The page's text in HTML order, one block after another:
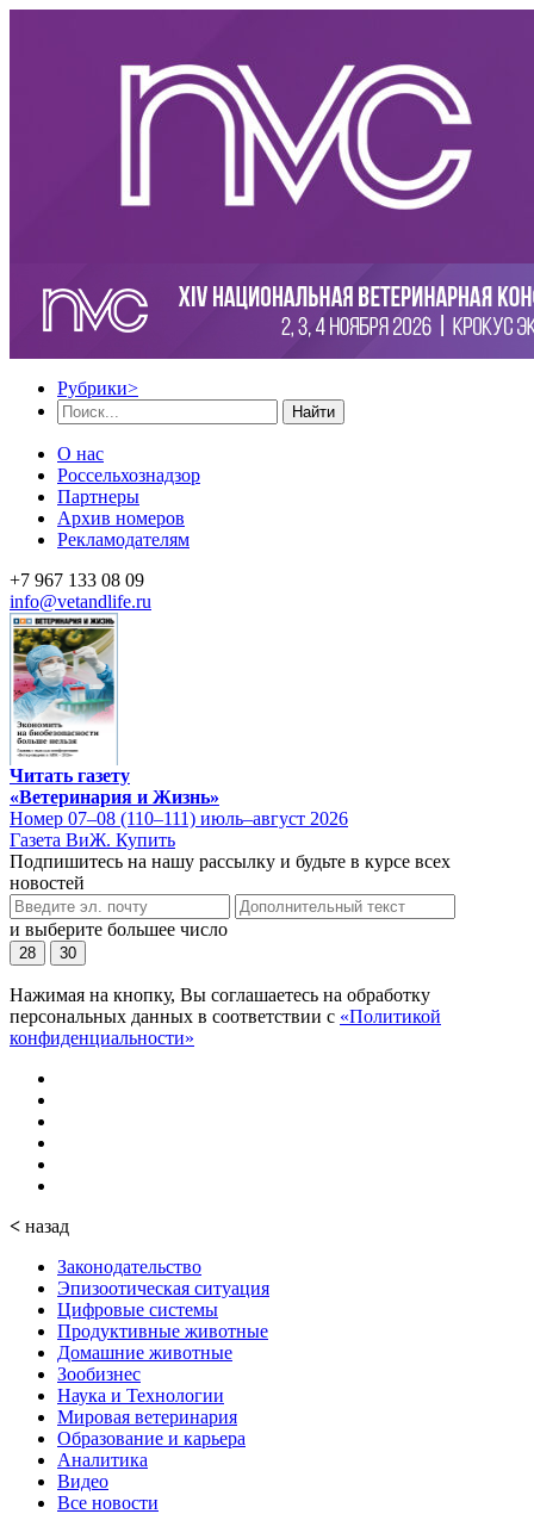
Рубрики>
Найти
О нас
Россельхознадзор
Партнеры
Архив номеров
Рекламодателям
+7 967 133 08 09
info@vetandlife.ru
Читать газету
«Ветеринария и Жизнь»
Номер 07–08 (110–111) июль–август 2026
Газета ВиЖ. Купить
Подпишитесь на нашу рассылку и будьте в курсе всех
новостей
и выберите большее число
28 30
Нажимая на кнопку, Вы соглашаетесь на обработку
персональных данных в соответствии с «Политикой
конфиденциальности»
< назад
Законодательство
Эпизоотическая ситуация
Цифровые системы
Продуктивные животные
Домашние животные
Зообизнес
Наука и Технологии
Мировая ветеринария
Образование и карьера
Аналитика
Видео
Все новости